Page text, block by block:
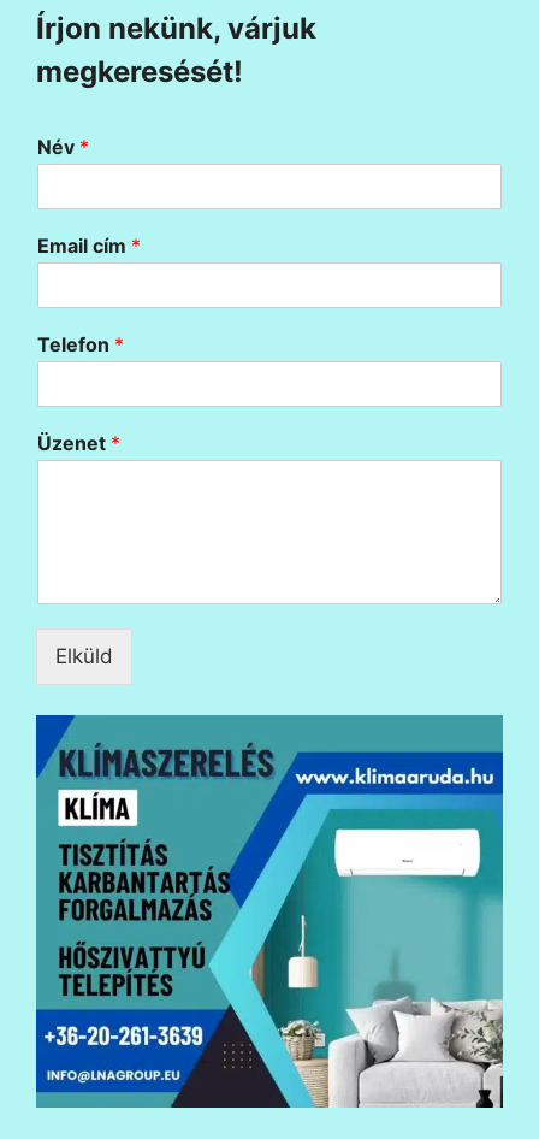
Írjon nekünk, várjuk
megkeresését!
Név *
Email cím *
Telefon *
Üzenet *
Elküld